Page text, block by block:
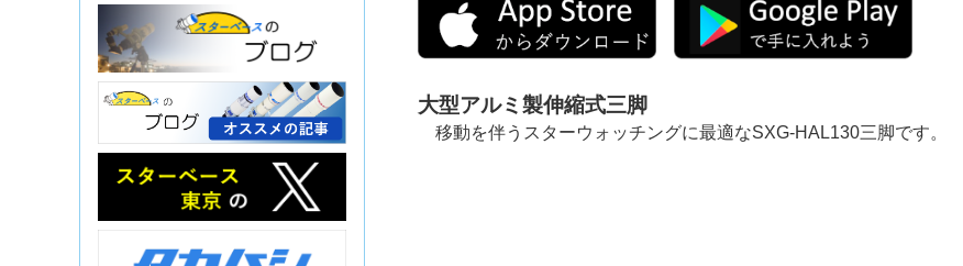
大型アルミ製伸縮式三脚
移動を伴うスターウォッチングに最適なSXG-HAL130三脚です。